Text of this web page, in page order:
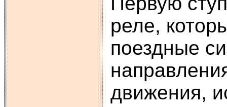
реле,
поездные
движения,